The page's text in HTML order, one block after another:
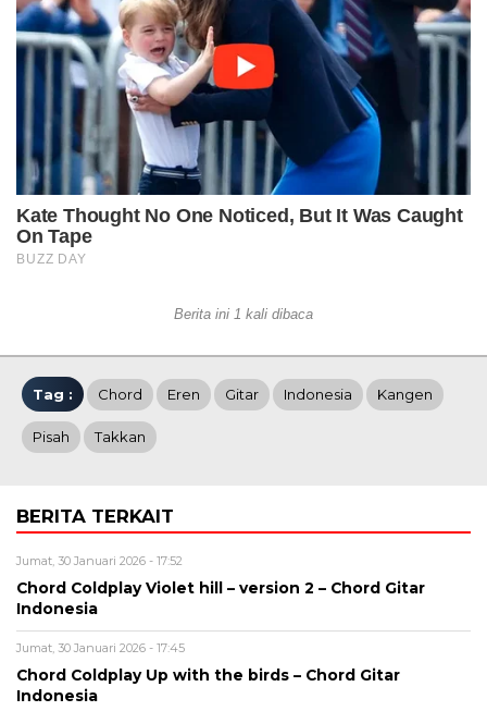
Berita ini 1 kali dibaca
Tag : Chord Eren Gitar Indonesia Kangen
Pisah Takkan
BERITA TERKAIT
Jumat, 30 Januari 2026 - 17:52
Chord Coldplay Violet hill – version 2 – Chord Gitar
Indonesia
Jumat, 30 Januari 2026 - 17:45
Chord Coldplay Up with the birds – Chord Gitar
Indonesia